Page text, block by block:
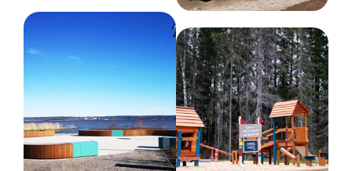
för att kunna leverera en utvald produkt såsnabbt som
möjligt.
Du får en uppskattadleverans när du är i kontakt med oss.